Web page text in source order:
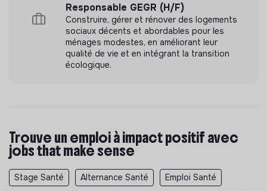
Responsable GEGR (H/F)
Construire, gérer et rénover des logements
sociaux décents et abordables pour les
ménages modestes, en améliorant leur
qualité de vie et en intégrant la transition
écologique.
Trouve un emploi à impact positif avec
jobs that make sense
Stage Santé Alternance Santé Emploi Santé